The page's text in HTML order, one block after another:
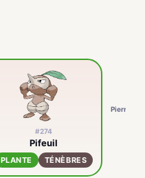
#274
Pifeuil
PLANTE TÉNÈBRES